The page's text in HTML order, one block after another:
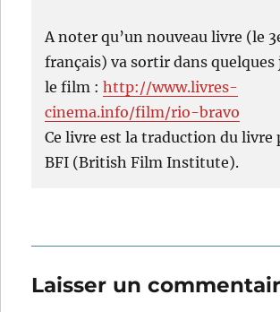
A noter qu’un nouveau livre (le
français) va sortir dans quelques
le film :http://www.livres-
cinema.info/film/rio-bravo
Ce livre est la traduction du livre
BFI (British Film Institute).
Laisser un